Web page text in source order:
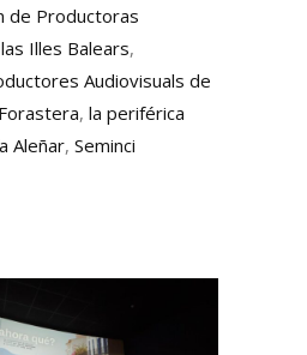
de Productoras
Illes Balears,
Audiovisuals de
Forastera, la periférica
Aleñar, Seminci